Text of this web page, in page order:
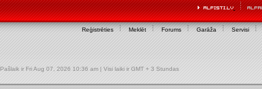
Reģistrēties Meklēt Forums Garāža Servisi
Pašlaik ir Fri Aug 07, 2026 10:36 am | Visi laiki ir GMT + 3 Stundas